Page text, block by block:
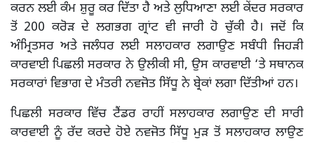
ਕਰਨ ਲਈ ਕੰਮ ਸ਼ੁਰੂ ਕਰ ਦਿੱਤਾ ਹੈ ਅਤੇ ਲੁਧਿਆਣਾ ਲਈ ਕੇਂਦਰ ਸਰਕਾਰ
ਤੋਂ 200 ਕਰੋੜ ਦੇ ਲਗਭਗ ਗ੍ਰਾਂਟ ਵੀ ਜਾਰੀ ਹੋ ਚੁੱਕੀ ਹੈ। ਜਦੋਂ ਕਿ
ਅੰਮ੍ਰਿਤਸਰ ਅਤੇ ਜਲੰਧਰ ਲਈ ਸਲਾਹਕਾਰ ਲਗਾਉਣ ਸਬੰਧੀ ਜਿਹੜੀ
ਕਾਰਵਾਈ ਪਿਛਲੀ ਸਰਕਾਰ ਨੇ ਉਲੀਕੀ ਸੀ, ਉਸ ਕਾਰਵਾਈ ‘ਤੇ ਸਥਾਨਕ
ਸਰਕਾਰਾਂ ਵਿਭਾਗ ਦੇ ਮੰਤਰੀ ਨਵਜੋਤ ਸਿੱਧੂ ਨੇ ਬ੍ਰੇਕਾਂ ਲਗਾ ਦਿੱਤੀਆਂ ਹਨ।
ਪਿਛਲੀ ਸਰਕਾਰ ਵਿੱਚ ਟੈਂਡਰ ਰਾਹੀਂ ਸਲਾਹਕਾਰ ਲਗਾਉਣ ਦੀ ਸਾਰੀ
ਕਾਰਵਾਈ ਨੂੰ ਰੱਦ ਕਰਦੇ ਹੋਏ ਨਵਜੋਤ ਸਿੱਧੂ ਮੁੜ ਤੋਂ ਸਲਾਹਕਾਰ ਲਾਉਣ